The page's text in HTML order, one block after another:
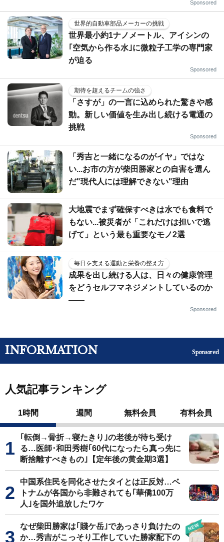
Sponsored
世界的自動車部品メーカーの挑戦
世界最小約1ナノメートル、アイシンの
｢空気から作る水｣に微粒子工学の専門家
が迫る
Sponsored
期待を超えるチームの強さ
「さすが」の一言に込められた驚きや感
動。新しい価値を生み出し続ける電通の
挑戦
Sponsored
「秀吉と一緒になるのがイヤ」ではな
い...お市の方が柴田勝家との自害を選ん
だ"現代人には理解できない"理由
大地震でまず確保すべきは水でも食料で
もない...被災者が「これだけは担いで逃
げて」という最も重要なモノ2選
毎日を支える運動と栄養の整え方
成果を出し続ける人は、日々の健康管理
をどうセルフマネジメントしているのか
——
Sponsored
INFORMATION Sponsored
人気記事ランキング
1時間 週間 無料会員 有料会員
｢転倒→骨折→寝たきり｣の老後が待ち受け
る…医師･和田秀樹｢60代になったら真っ先に
断捨離すべきもの｣【定年後の黄金期3選】
中国系住民を同化させたタイとは正反対…ベ
トナムが各国から非難されても｢華僑100万
人｣を国外追放したワケ
なぜ柴田勝家は｢賤ケ岳｣であっさり負けたの
か…秀吉がこっそり工作していた勝家配下の